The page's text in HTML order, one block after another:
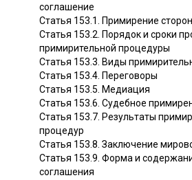
соглашение
Статья 153.1. Примирение сторон
Статья 153.2. Порядок и сроки
примирительной процедуры
Статья 153.3. Виды
Статья 153.4. Переговоры
Статья 153.5. Медиация
Статья 153.6. Судебное
Статья 153.7. Результаты
процедур
Статья 153.8. Заключение
Статья 153.9. Форма и
соглашения